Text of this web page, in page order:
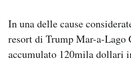
In una delle cause
resort di Trump Mar-a-Lago
accumulato 120mila dollari